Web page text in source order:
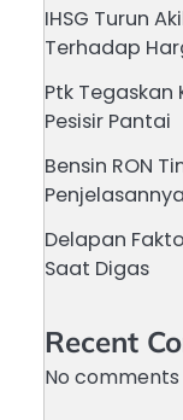
IHSG Turun
Terhadap
Ptk
Pesisir Pantai
Bensin RON
Penjelasannya
Delapan
Saat Digas
Recent
No comments